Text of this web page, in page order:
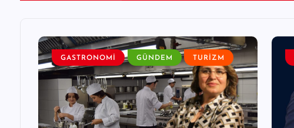
GASTRONOMI GÜNDEM TURIZM